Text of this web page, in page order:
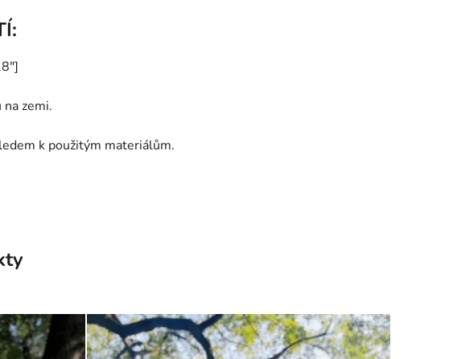
zemi.
k použitým materiálům.